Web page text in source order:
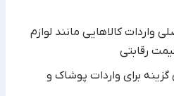
واردات کالاهایی مانند لوازم
رقابتی
برای واردات پوشاک و